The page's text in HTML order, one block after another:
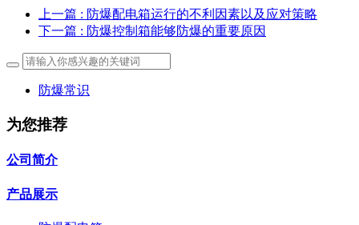
上一篇 : 防爆配电箱运行的不利因素以及应对策略
下一篇 : 防爆控制箱能够防爆的重要原因
防爆常识
为您推荐
公司简介
产品展示